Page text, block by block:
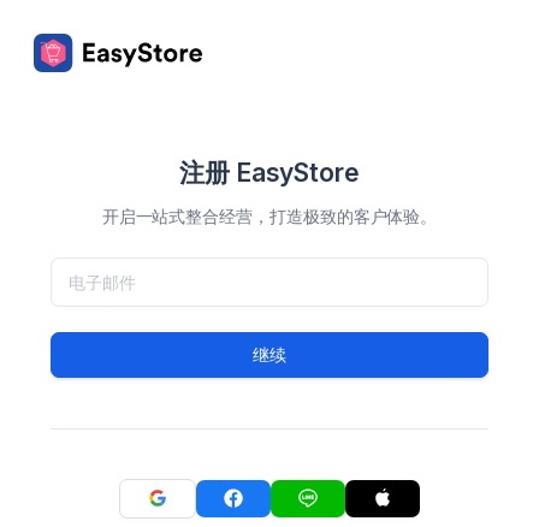
注册 EasyStore
开启一站式整合经营，打造极致的客户体验。
继续